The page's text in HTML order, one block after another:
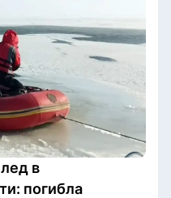
в
погибла